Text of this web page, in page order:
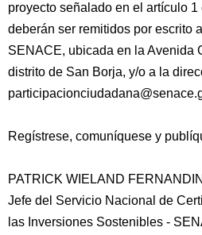
proyecto señalado en el artículo
deberán ser remitidos por escrito
SENACE, ubicada en la Avenida
distrito de San Borja, y/o a la
Regístrese, comuníquese y
PATRICK WIELAND FERNANDINI
Jefe del Servicio Nacional de
las Inversiones Sostenibles -